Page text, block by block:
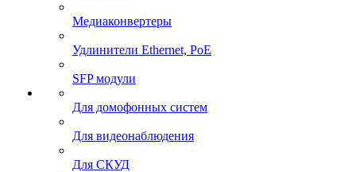
Медиаконвертеры
Удлинители Ethernet, PoE
SFP модули
Для домофонных систем
Для видеонаблюдения
Для СКУД